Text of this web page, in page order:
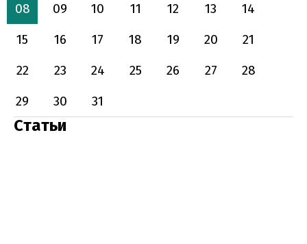
08
09 10 11 12 13
14
15
16 17 18 19 20
21
22
23 24 25 26 27
28
29
30 31
Статьи